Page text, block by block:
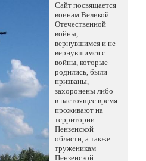
Сайт посвящается
воинам Великой
Отечественной
войны,
вернувшимся и не
вернувшимся с
войны, которые
родились, были
призваны,
захоронены либо
в настоящее время
проживают на
территории
Пензенской
области, а также
труженикам
Пензенской